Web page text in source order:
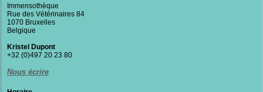
Sans-chez-soi
Santé mentale[1]
Santé physique
Section
Immensothèque
Rue des Vétérinaires 84
1070 Bruxelles
Belgique
Kristel Dupont
+32 (0)497 20 23 80
Nous écrire